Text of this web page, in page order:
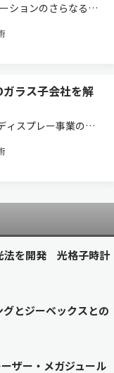
ションのさらなる強
ニーグローバルマニ
ションズ
ラス子会社を解
ィスプレー事業の構
発表した（ニュー
ィスプレイ（FPD）
法を開発 光格子時計
とジーベックスとの
ザー・メガジュール